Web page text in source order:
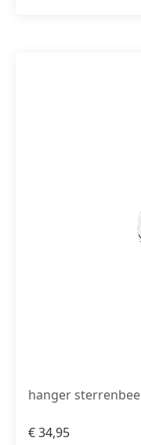
hanger
€34,95